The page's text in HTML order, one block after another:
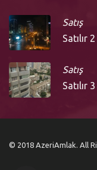
Satış
Satılır
Satış
Satılır
© 2018 AzeriAmlak. All